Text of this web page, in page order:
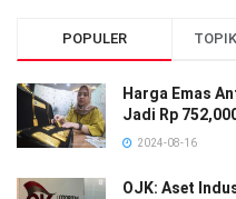
POPULER
Harga Emas
Jadi Rp
2024-08-16
OJK: Aset